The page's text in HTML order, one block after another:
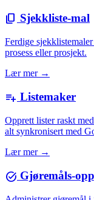
content_copy Sjekkliste-mal
Ferdige
prosess eller prosjekt.
Lær mer →
playlist_add Listemaker
Opprett lister raskt
alt synkronisert med
Lær mer →
task_alt Gjøremåls-